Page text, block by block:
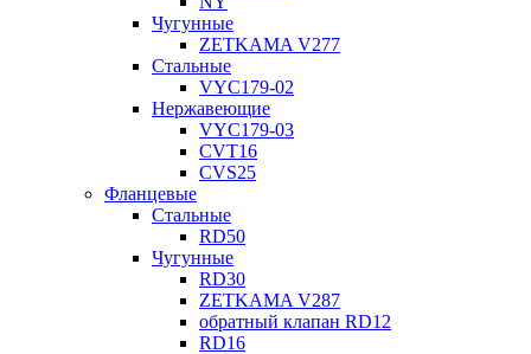
Чугунные
ZETKAMA V277
Стальные
VYC179-02
Нержавеющие
VYC179-03
CVT16
CVS25
Фланцевые
Стальные
RD50
Чугунные
RD30
ZETKAMA V287
обратный клапан RD12
RD16